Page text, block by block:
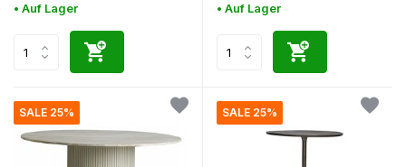
• Auf Lager • Auf Lager
SALE 25% SALE 25%